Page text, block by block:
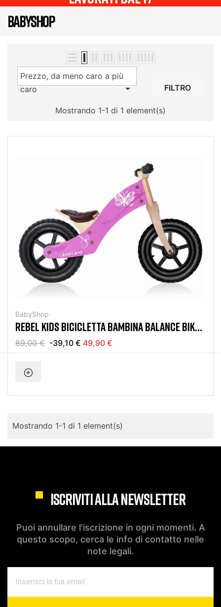
BABYSHOP
Prezzo, da meno caro a più
caro
 FILTRO
Mostrando 1-1 di 1 element(s)
BabyShop
REBEL KIDS BICICLETTA BAMBINA BALANCE BIKE
PINK 12 EVA
89,00 € -39,10 € 49,90 €
Mostrando 1-1 di 1 element(s)
ISCRIVITI ALLA NEWSLETTER
Puoi annullare l'iscrizione in ogni momenti. A
questo scopo, cerca le info di contatto nelle
note legali.